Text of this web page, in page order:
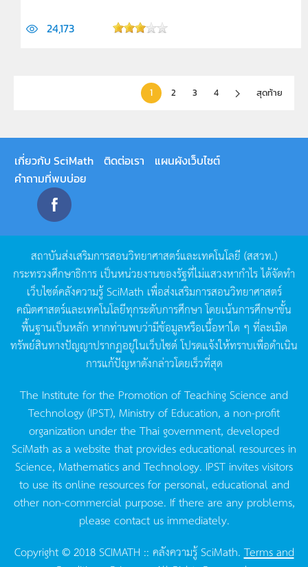
24,173
1 2 3 4 สุดท้าย
เกี่ยวกับ SciMath ติดต่อเรา
แผนผังเว็บไซต์
คำถามที่พบบ่อย
สถาบันส่งเสริมการสอนวิทยาศาสตร์และเทคโนโลยี (สสวท.)
กระทรวงศึกษาธิการ เป็นหน่วยงานของรัฐที่ไม่แสวงหากำไรได้จัดทำ
เว็บไซต์คลังความรู้SciMath เพื่อส่งเสริมการสอนวิทยาศาสตร์
คณิตศาสตร์และเทคโนโลยีทุกระดับการศึกษา โดยเน้นการศึกษาขั้น
พื้นฐานเป็นหลัก หากท่านพบว่ามีข้อมูลหรือเนื้อหาใด ๆ ที่ละเมิด
ทรัพย์สินทางปัญญาปรากฏอยู่ในเว็บไซต์โปรดแจ้งให้ทราบเพื่อดำเนิน
การแก้ปัญหาดังกล่าวโดยเร็วที่สุด
The Institute for the Promotion of Teaching Science and
Technology (IPST), Ministry of Education, a non-profit
organization under the Thai government, developed
SciMath as a website that provides educational resources in
Science, Mathematics and Technology. IPST invites visitors
to use its online resources for personal, educational and
other non-commercial purpose. If there are any problems,
please contact us immediately.
Copyright © 2018 SCIMATH :: คลังความรู้ SciMath.Terms and